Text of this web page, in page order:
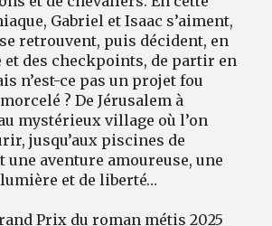
Gabriel et Isaac s’aiment,
retrouvent, puis décident, en
et des checkpoints, de partir en
n’est-ce pas un projet fou
? De Jérusalem à
mystérieux village où l’on
jusqu’aux piscines de
une aventure amoureuse, une
et de liberté…
Prix du roman métis 2025